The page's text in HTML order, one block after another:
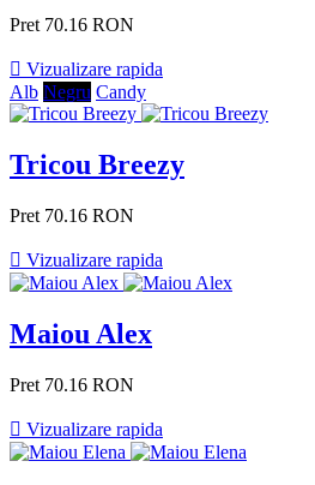
Pret 70.16 RON
 Vizualizare rapida
Alb Negru Candy
Tricou Breezy
Pret 70.16 RON
 Vizualizare rapida
Maiou Alex
Pret 70.16 RON
 Vizualizare rapida